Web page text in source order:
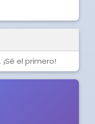
el primero!